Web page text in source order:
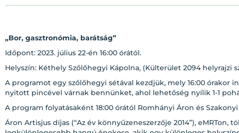
„Bor, gasztronómia, barátság”
Időpont: 2023. július 22-én 16:00 órától.
Helyszín: Kéthely Szőlőhegyi Kápolna, (Külterület 2094 helyrajzi
A programot egy szőlőhegyi sétával kezdjük, mely 16:00 órakor
nyitott pincével várnak bennünket, ahol lehetőség nyílik 1-1
A program folyatásaként 18:00 órától Romhányi Áron és
Áron Artisjus díjas (“Az év könnyűzeneszerzője 2014”),